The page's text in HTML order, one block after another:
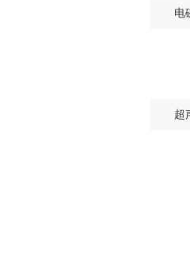
电
超